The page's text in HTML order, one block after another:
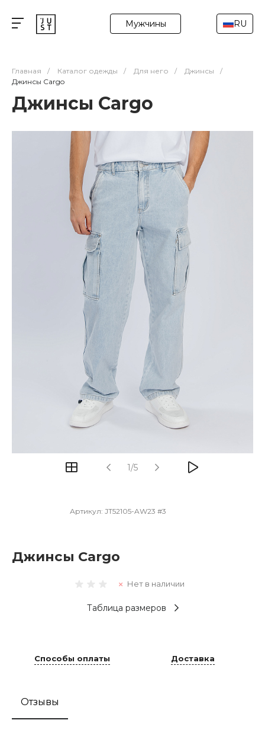
Мужчины RU
Главная / Каталог одежды / Для него / Джинсы
/
Джинсы Cargo
Джинсы Cargo
1/5
Артикул: JT52105-AW23 #3
Джинсы Cargo
Нет в наличии
Таблица размеров
Способы оплаты Доставка
Отзывы